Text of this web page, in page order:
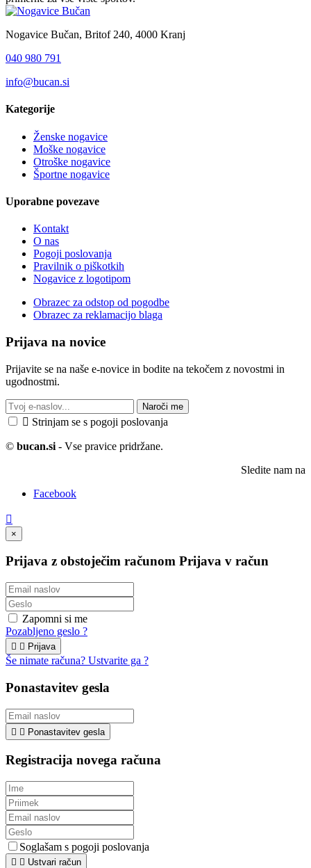
Nogavice Bučan, Britof 240, 4000 Kranj
040 980 791
info@bucan.si
Kategorije
Ženske nogavice
Moške nogavice
Otroške nogavice
Športne nogavice
Uporabne povezave
Kontakt
O nas
Pogoji poslovanja
Pravilnik o piškotkih
Nogavice z logotipom
Obrazec za odstop od pogodbe
Obrazec za reklamacijo blaga
Prijava na novice
Prijavite se na naše e-novice in bodite na tekočem z novostmi in
ugodnostmi.
Naroči me
 Strinjam se s pogoji poslovanja
© bucan.si - Vse pravice pridržane.
Sledite nam na
Facebook

×
Prijava z obstoječim računom Prijava v račun
Zapomni si me
Pozabljeno geslo ?
  Prijava
Še nimate računa? Ustvarite ga ?
Ponastavitev gesla
  Ponastavitev gesla
Registracija novega računa
Soglašam s pogoji poslovanja
  Ustvari račun